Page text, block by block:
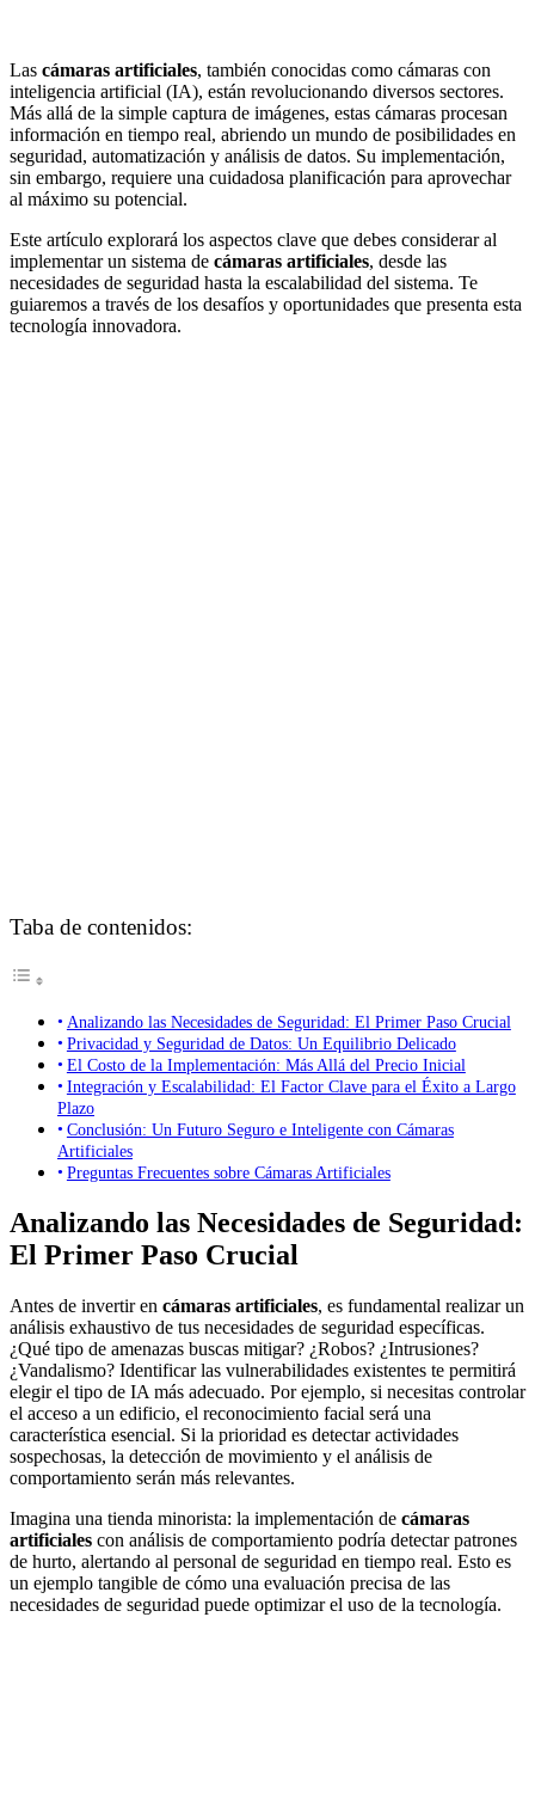
Las cámaras artificiales, también conocidas como cámaras con
inteligencia artificial (IA), están revolucionando diversos sectores.
Más allá de la simple captura de imágenes, estas cámaras procesan
información en tiempo real, abriendo un mundo de posibilidades en
seguridad, automatización y análisis de datos. Su implementación,
sin embargo, requiere una cuidadosa planificación para aprovechar
al máximo su potencial.
Este artículo explorará los aspectos clave que debes considerar al
implementar un sistema de cámaras artificiales, desde las
necesidades de seguridad hasta la escalabilidad del sistema. Te
guiaremos a través de los desafíos y oportunidades que presenta esta
tecnología innovadora.
Taba de contenidos:
Analizando las Necesidades de Seguridad: El Primer Paso Crucial
Privacidad y Seguridad de Datos: Un Equilibrio Delicado
El Costo de la Implementación: Más Allá del Precio Inicial
Integración y Escalabilidad: El Factor Clave para el Éxito a Largo
Plazo
Conclusión: Un Futuro Seguro e Inteligente con Cámaras
Artificiales
Preguntas Frecuentes sobre Cámaras Artificiales
Analizando las Necesidades de Seguridad:
El Primer Paso Crucial
Antes de invertir en cámaras artificiales, es fundamental realizar un
análisis exhaustivo de tus necesidades de seguridad específicas.
¿Qué tipo de amenazas buscas mitigar? ¿Robos? ¿Intrusiones?
¿Vandalismo? Identificar las vulnerabilidades existentes te permitirá
elegir el tipo de IA más adecuado. Por ejemplo, si necesitas controlar
el acceso a un edificio, el reconocimiento facial será una
característica esencial. Si la prioridad es detectar actividades
sospechosas, la detección de movimiento y el análisis de
comportamiento serán más relevantes.
Imagina una tienda minorista: la implementación de cámaras
artificiales con análisis de comportamiento podría detectar patrones
de hurto, alertando al personal de seguridad en tiempo real. Esto es
un ejemplo tangible de cómo una evaluación precisa de las
necesidades de seguridad puede optimizar el uso de la tecnología.